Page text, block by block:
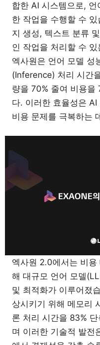
합한 AI 시스템으로,
한 작업을 수행할 수
지 생성, 텍스트 분류
인 작업을 처리할 수
엑사원은 언어 모델 성
(Inference) 처리 시간
량을 70% 줄여 비용을
다. 이러한 효율성은
비용 문제를 극복하는
엑사원 2.0에서는 비용
해 대규모 언어 모델
및 최적화가 이루어졌
상시키기 위해 메모리
론 처리 시간을 83%
며 이러한 기술적 발전